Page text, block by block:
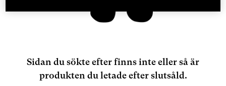
Sidan du sökte efter finns inte eller så är
produkten du letade efter slutsåld.